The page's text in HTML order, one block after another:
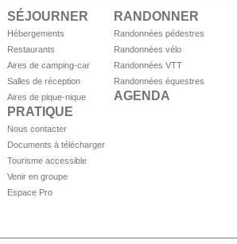
SÉJOURNER
Hébergements
Restaurants
Aires de camping-car
Salles de réception
Aires de pique-nique
RANDONNER
Randonnées pédestres
Randonnées vélo
Randonnées VTT
Randonnées équestres
AGENDA
PRATIQUE
Nous contacter
Documents à télécharger
Tourisme accessible
Venir en groupe
Espace Pro